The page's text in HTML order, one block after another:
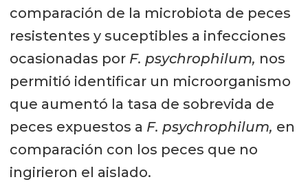
comparación de la microbiota de peces
resistentes y suceptibles a infecciones
ocasionadas por F. psychrophilum, nos
permitió identificar un microorganismo
que aumentó la tasa de sobrevida de
peces expuestos a F. psychrophilum, en
comparación con los peces que no
ingirieron el aislado.